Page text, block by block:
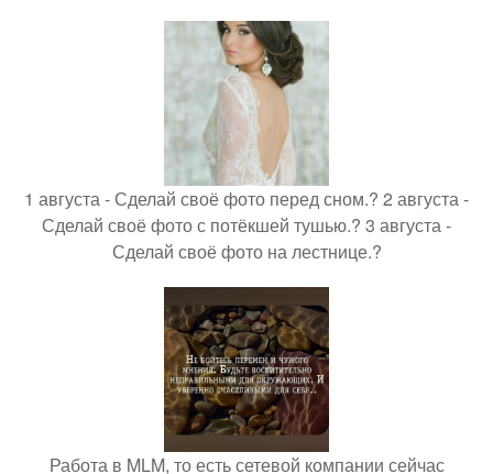
1 августа - Сделай своё фото перед сном.? 2 августа -
Сделай своё фото с потёкшей тушью.? 3 августа -
Сделай своё фото на лестнице.?
Работа в MLM, то есть сетевой компании сейчас